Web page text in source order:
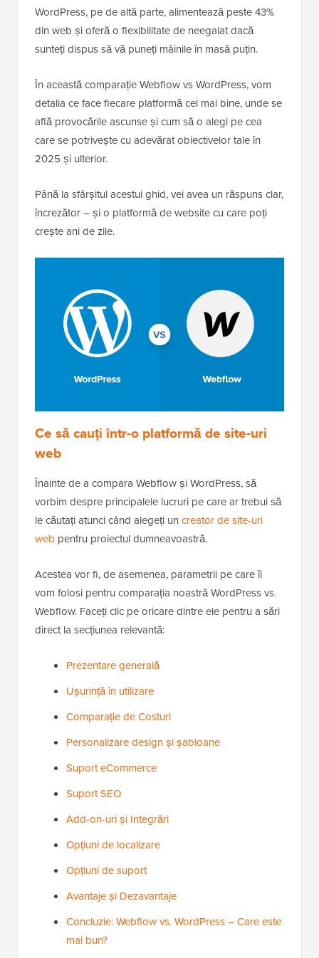
WordPress, pe de altă parte, alimentează peste 43%
din web și oferă o flexibilitate de neegalat dacă
sunteți dispus să vă puneți mâinile în masă puțin.
În această comparație Webflow vs WordPress, vom
detalia ce face fiecare platformă cel mai bine, unde se
află provocările ascunse și cum să o alegi pe cea
care se potrivește cu adevărat obiectivelor tale în
2025 și ulterior.
Până la sfârșitul acestui ghid, vei avea un răspuns clar,
încrezător – și o platformă de website cu care poți
crește ani de zile.
Ce să cauți într-o platformă de site-uri
web
Înainte de a compara Webflow și WordPress, să
vorbim despre principalele lucruri pe care ar trebui să
le căutați atunci când alegeți un creator de site-uri
web pentru proiectul dumneavoastră.
Acestea vor fi, de asemenea, parametrii pe care îi
vom folosi pentru comparația noastră WordPress vs.
Webflow. Faceți clic pe oricare dintre ele pentru a sări
direct la secțiunea relevantă:
Prezentare generală
Ușurință în utilizare
Comparație de Costuri
Personalizare design și șabloane
Suport eCommerce
Suport SEO
Add-on-uri și Integrări
Opțiuni de localizare
Opțiuni de suport
Avantaje și Dezavantaje
Concluzie: Webflow vs. WordPress – Care este
mai bun?